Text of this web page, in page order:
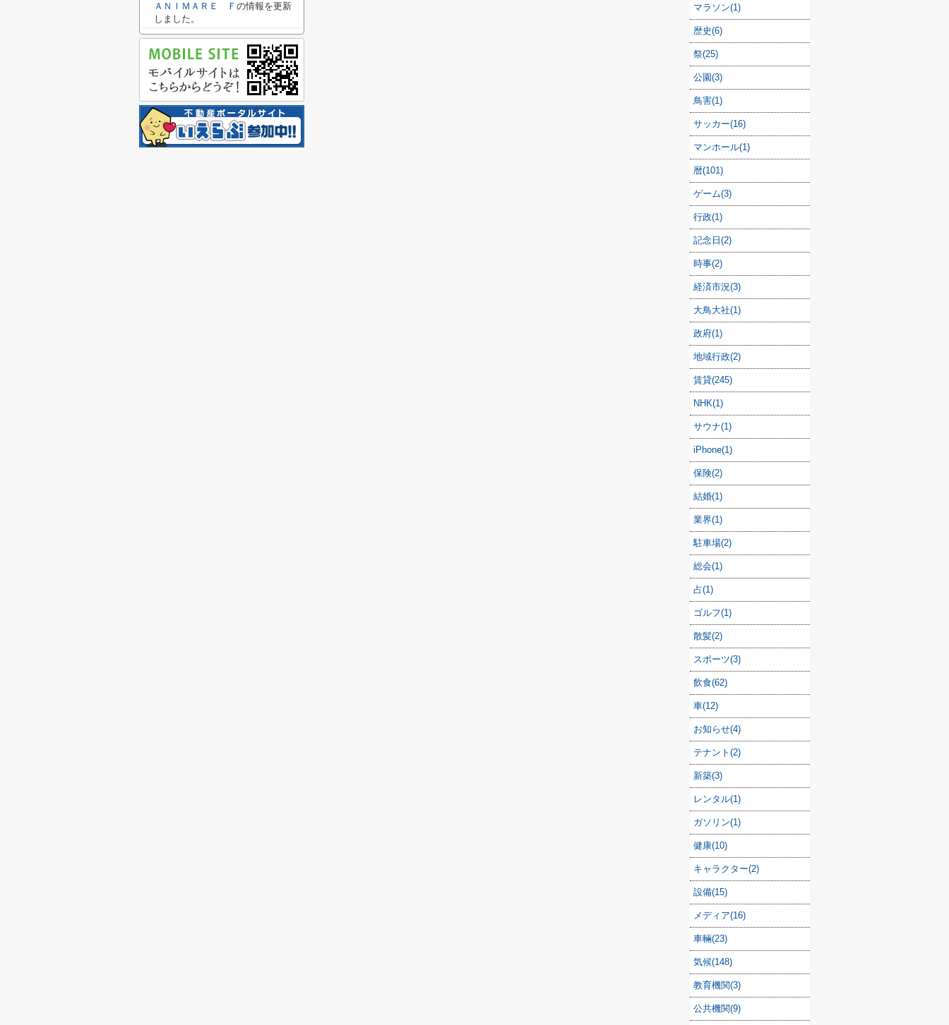
マラソン(1)
歴史(6)
祭(25)
公園(3)
鳥害(1)
サッカー(16)
マンホール(1)
暦(101)
ゲーム(3)
行政(1)
記念日(2)
時事(2)
経済市況(3)
大鳥大社(1)
政府(1)
地域行政(2)
賃貸(245)
NHK(1)
サウナ(1)
iPhone(1)
保険(2)
結婚(1)
業界(1)
駐車場(2)
総会(1)
占(1)
ゴルフ(1)
散髪(2)
スポーツ(3)
飲食(62)
車(12)
お知らせ(4)
テナント(2)
新築(3)
レンタル(1)
ガソリン(1)
健康(10)
キャラクター(2)
設備(15)
メディア(16)
車輛(23)
気候(148)
教育機関(3)
公共機関(9)
ＡＮＩＭＡＲＥ Ｆ の情報を更新
しました。